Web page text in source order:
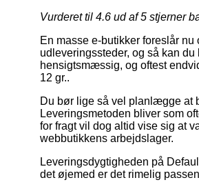
Vurderet til 4.6 ud af 5 stjerner
En masse e-butikker foreslår
udleveringssteder, og så kan
hensigtsmæssig, og oftest
12 gr..
Du bør lige så vel planlægge at
Leveringsmetoden bliver som
for fragt vil dog altid vise sig at
webbutikkens arbejdslager.
Leveringsdygtigheden på
det øjemed er det rimelig